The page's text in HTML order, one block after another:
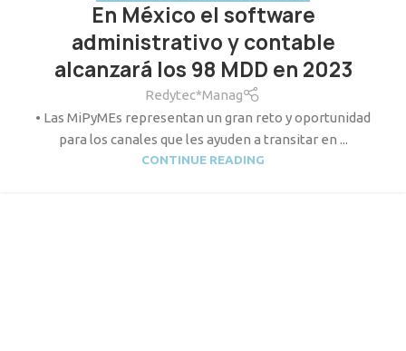
En México el software
administrativo y contable
alcanzará los 98 MDD en 2023
Redytec*Manag
• Las MiPyMEs representan un gran reto y oportunidad
para los canales que les ayuden a transitar en ...
CONTINUE READING